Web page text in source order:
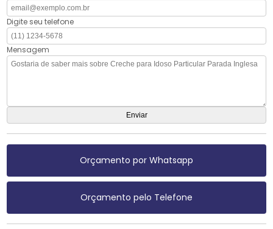
Digite seu telefone
Mensagem
Orçamento por Whatsapp
Orçamento pelo Telefone